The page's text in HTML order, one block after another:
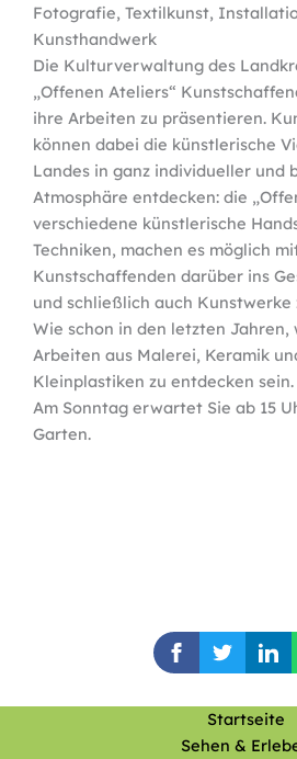
Fotografie, Textilkunst,
Kunsthandwerk
Die Kulturverwaltung des
„Offenen Ateliers“
ihre Arbeiten zu präsentieren.
können dabei die künstlerische
Landes in ganz individueller und
Atmosphäre entdecken: die
verschiedene künstlerische
Techniken, machen es möglich
Kunstschaffenden darüber ins
und schließlich auch Kunstwerke
Wie schon in den letzten Jahren,
Arbeiten aus Malerei, Keramik
Kleinplastiken zu entdecken sein.
Am Sonntag erwartet Sie ab 15
Garten.
Startseite
Sehen &